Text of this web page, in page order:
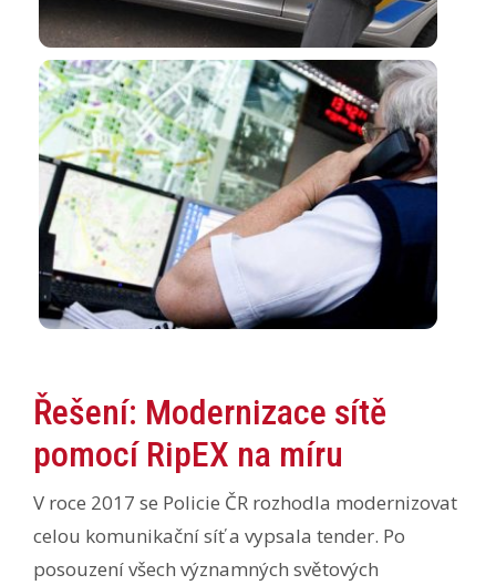
Řešení: Modernizace sítě
pomocí RipEX na míru
V roce 2017 se Policie ČR rozhodla modernizovat
celou komunikační síť a vypsala tender. Po
posouzení všech významných světových